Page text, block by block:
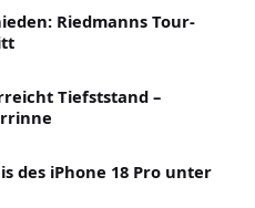
Riedmanns Tour-
Tiefststand –
des iPhone 18 Pro unter